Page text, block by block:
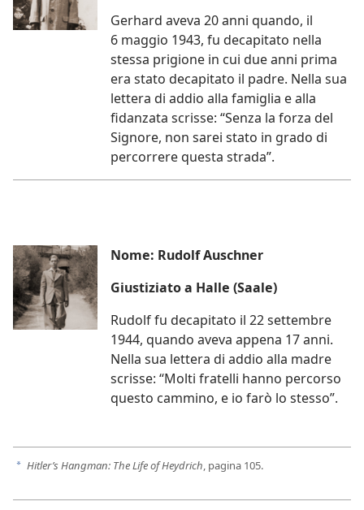
Gerhard aveva 20 anni quando, il
6 maggio 1943, fu decapitato nella
stessa prigione in cui due anni prima
era stato decapitato il padre. Nella sua
lettera di addio alla famiglia e alla
fidanzata scrisse: “Senza la forza del
Signore, non sarei stato in grado di
percorrere questa strada”.
Nome: Rudolf Auschner
Giustiziato a Halle (Saale)
Rudolf fu decapitato il 22 settembre
1944, quando aveva appena 17 anni.
Nella sua lettera di addio alla madre
scrisse: “Molti fratelli hanno percorso
questo cammino, e io farò lo stesso”.
a Hitler’s Hangman: The Life of Heydrich, pagina 105.